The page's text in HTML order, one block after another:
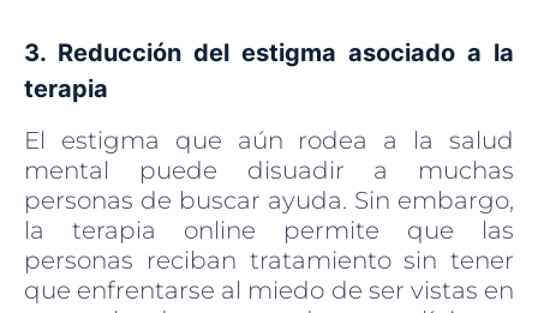
3. Reducción del estigma asociado a la
terapia
El estigma que aún rodea a la salud
mental puede disuadir a muchas
personas de buscar ayuda. Sin embargo,
la terapia online permite que las
personas reciban tratamiento sin tener
que enfrentarse al miedo de ser vistas en